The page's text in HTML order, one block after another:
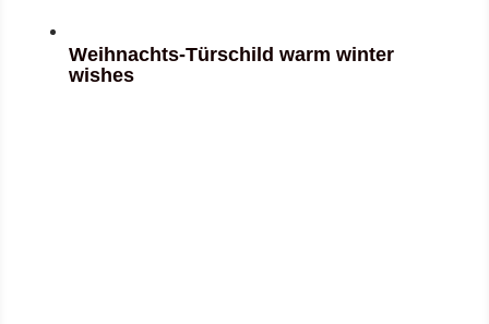
Weihnachts-Türschild warm winter
wishes